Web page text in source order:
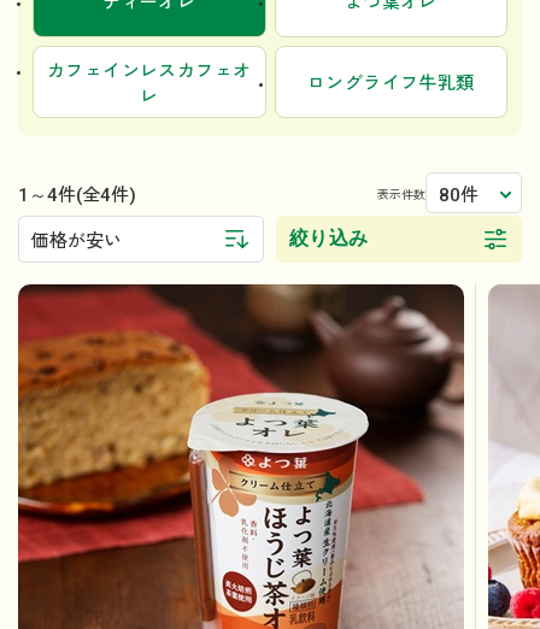
カフェインレスカフェオ
レ
ロングライフ牛乳類
1～4件(全4件) 表示件数 80件
価格が安い 絞り込み